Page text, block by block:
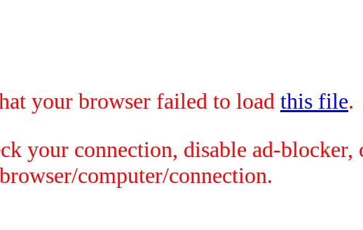
your browser failed to load this file.
your connection, disable ad-blocker,
computer/connection.